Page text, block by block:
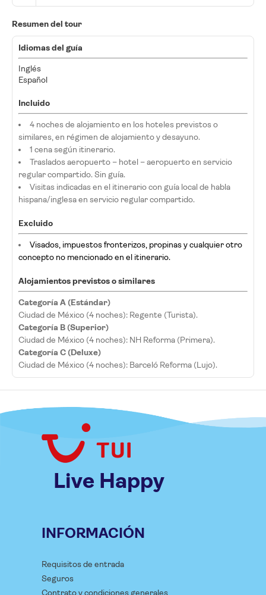
Resumen del tour
Idiomas del guía
Inglés
Español
Incluido
4 noches de alojamiento en los hoteles previstos o
similares, en régimen de alojamiento y desayuno.
1 cena según itinerario.
Traslados aeropuerto – hotel – aeropuerto en servicio
regular compartido. Sin guía.
Visitas indicadas en el itinerario con guía local de habla
hispana/inglesa en servicio regular compartido.
Excluido
Visados, impuestos fronterizos, propinas y cualquier otro
concepto no mencionado en el itinerario.
Alojamientos previstos o similares
Categoría A (Estándar)
Ciudad de México (4 noches): Regente (Turista).
Categoría B (Superior)
Ciudad de México (4 noches): NH Reforma (Primera).
Categoría C (Deluxe)
Ciudad de México (4 noches): Barceló Reforma (Lujo).
Live Happy
INFORMACIÓN
Requisitos de entrada
Seguros
Contrato y condiciones generales